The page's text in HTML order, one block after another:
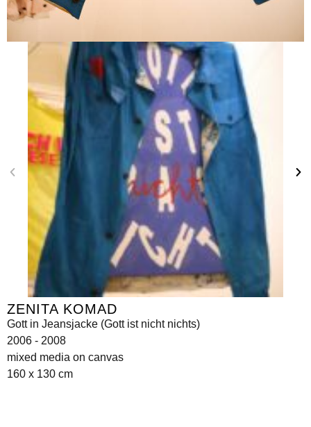
ZENITA KOMAD
Gott in Jeansjacke (Gott ist nicht nichts)
2006 - 2008
mixed media on canvas
160 x 130 cm